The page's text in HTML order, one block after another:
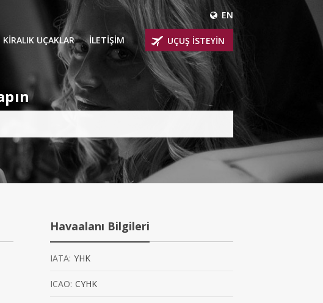
EN
KIRALIK UÇAKLAR
VIP YOLCU UÇAKLARI
HELİKOPTER
KÜÇÜK KABİNLİ UÇAKLAR
ORTA KABİNLİ UÇAKLAR
YOLCU UÇAKLARI
İLETİŞİM UÇUŞ İSTEYİN
Havaalanı Bilgileri
IATA: YHK
ICAO: CYHK